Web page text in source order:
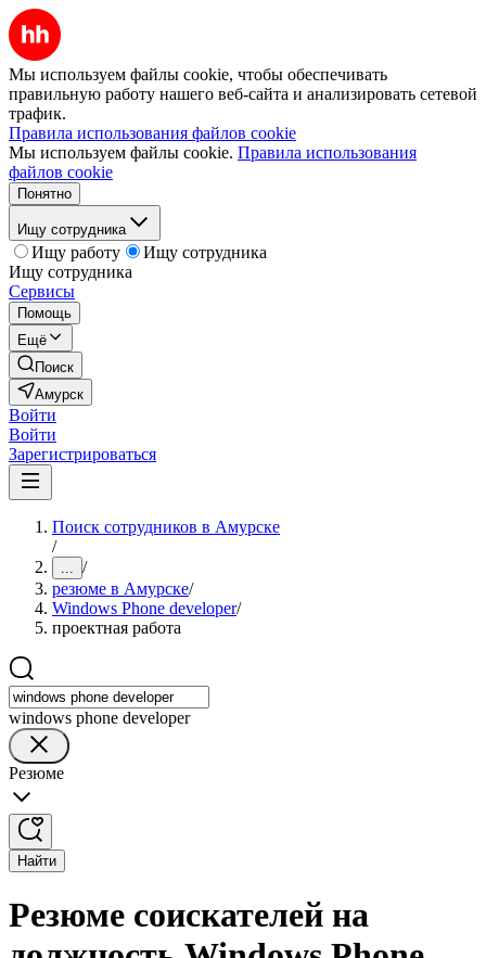
Мы используем файлы cookie, чтобы обеспечивать
правильную работу нашего веб-сайта и анализировать сетевой
трафик.
Правила использования файлов cookie
Мы используем файлы cookie. Правила использования
файлов cookie
Понятно
Ищу сотрудника
Ищу работу
Ищу сотрудника
Ищу сотрудника
Сервисы
Помощь
Ещё
Поиск
Амурск
Войти
Войти
Зарегистрироваться
Поиск сотрудников в Амурске
/
... /
резюме в Амурске/
Windows Phone developer/
проектная работа
windows phone developer
Резюме
Найти
Резюме соискателей на